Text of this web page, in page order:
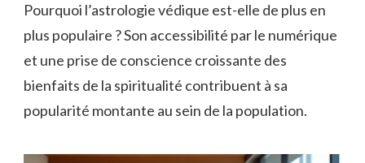
Pourquoi l’astrologie védique est-elle de plus en
plus populaire ? Son accessibilité par le numérique
et une prise de conscience croissante des
bienfaits de la spiritualité contribuent à sa
popularité montante au sein de la population.